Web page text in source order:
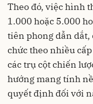
Theo đó, việc hình
1.000 hoặc 5.000
tiên phong dẫn dắt,
chức theo nhiều
các trụ cột chiến
hướng mang tính
quyết định đối với